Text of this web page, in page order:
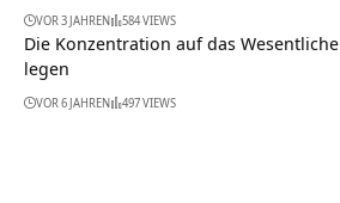
VOR 3 JAHREN 584 VIEWS
Die Konzentration auf das Wesentliche
legen
VOR 6 JAHREN 497 VIEWS